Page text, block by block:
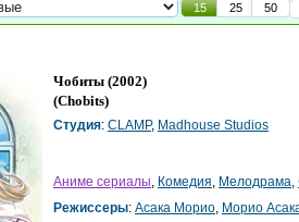
15 25 50
Чобиты (2002)
(Chobits)
Студия: CLAMP, Madhouse Studios
Аниме сериалы, Комедия, Мелодрама,
Режиссеры: Асака Морио, Морио